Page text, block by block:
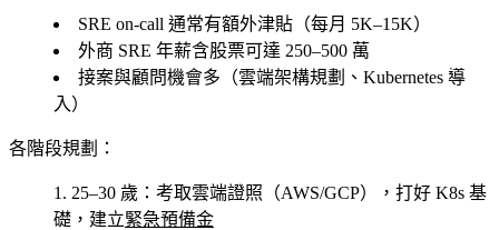
SRE on-call 通常有額外津貼（每月 5K–15K）
外商 SRE 年薪含股票可達 250–500 萬
接案與顧問機會多（雲端架構規劃、Kubernetes 導
入）
各階段規劃：
25–30 歲 ：考取雲端證照（AWS/GCP），打好 K8s 基
礎，建立緊急預備金